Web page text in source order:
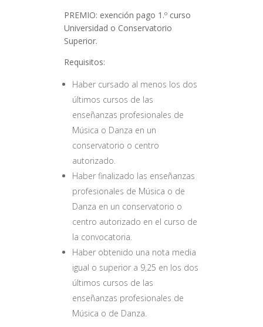
PREMIO: exención pago 1.º curso
Universidad o Conservatorio
Superior.
Requisitos:
Haber cursado al menos los dos
últimos cursos de las
enseñanzas profesionales de
Música o Danza en un
conservatorio o centro
autorizado.
Haber finalizado las enseñanzas
profesionales de Música o de
Danza en un conservatorio o
centro autorizado en el curso de
la convocatoria.
Haber obtenido una nota media
igual o superior a 9,25 en los dos
últimos cursos de las
enseñanzas profesionales de
Música o de Danza.